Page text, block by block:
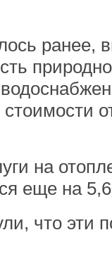
ранее,
на
еще на
что эти